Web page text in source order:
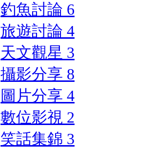
釣魚討論 6
旅遊討論 4
天文觀星 3
攝影分享 8
圖片分享 4
數位影視 2
笑話集錦 3